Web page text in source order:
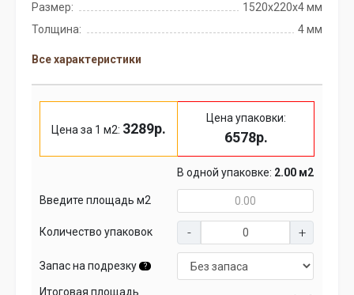
Размер:
1520х220х4 мм
Толщина:
4 мм
Все характеристики
Цена за 1 м2: 3289р.
Цена упаковки:
6578р.
В одной упаковке: 2.00 м2
Введите площадь м2
Количество упаковок
Запас на подрезку ?
Итоговая площадь